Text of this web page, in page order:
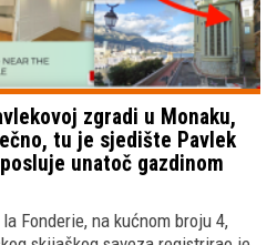
zgradi u Monaku,
tu je sjedište Pavlek
unatoč gazdinom
Fonderie, na kućnom broju 4,